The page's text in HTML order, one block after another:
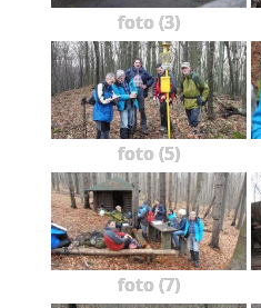
foto (3)
foto (5)
foto (7)